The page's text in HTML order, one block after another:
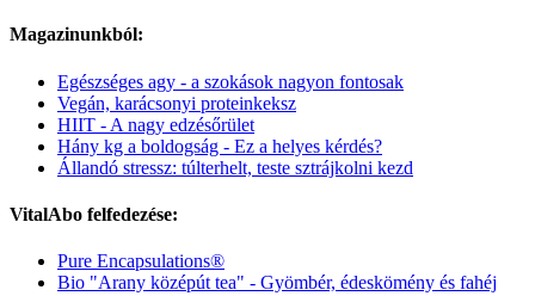
Magazinunkból:
Egészséges agy - a szokások nagyon fontosak
Vegán, karácsonyi proteinkeksz
HIIT - A nagy edzésőrület
Hány kg a boldogság - Ez a helyes kérdés?
Állandó stressz: túlterhelt, teste sztrájkolni kezd
VitalAbo felfedezése:
Pure Encapsulations®
Bio "Arany középút tea" - Gyömbér, édeskömény és fahéj